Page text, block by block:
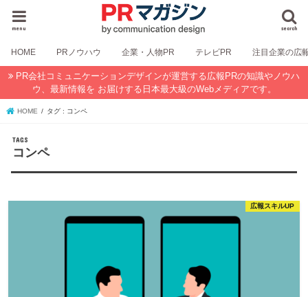
search
menu
HOME PRノウハウ 企業・人物PR テレビPR 注目企業の広
PR会社コミュニケーションデザインが運営する広報PRの知識やノウハ
ウ、最新情報を お届けする日本最大級のWebメディアです。
HOME タグ : コンペ
コンペ
広報スキルUP